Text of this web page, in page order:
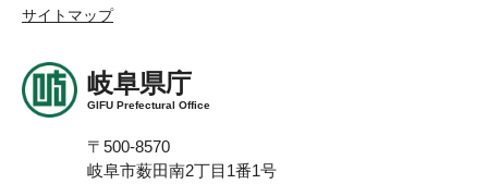
サイトマップ
岐阜県庁
GIFU Prefectural Office
〒500-8570
岐阜市薮田南2丁目1番1号